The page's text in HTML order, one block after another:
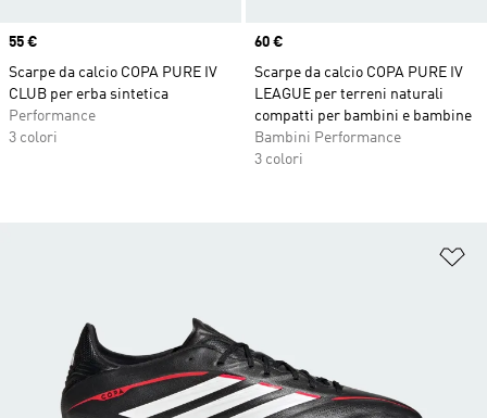
Price
55 €
Scarpe da calcio COPA PURE IV
CLUB per erba sintetica
Performance
3 colori
Price
60 €
Scarpe da calcio COPA PURE IV
LEAGUE per terreni naturali
compatti per bambini e bambine
Bambini Performance
3 colori